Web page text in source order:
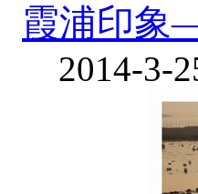
霞浦印
2014-3-